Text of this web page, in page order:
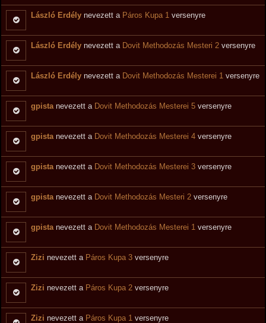
László Erdély nevezett a Páros Kupa 1 versenyre
László Erdély nevezett a Dovit Methodozás Mesteri 2 versenyre
László Erdély nevezett a Dovit Methodozás Mesterei 1 versenyre
gpistanevezett a Dovit Methodozás Mesterei 5 versenyre
gpistanevezett a Dovit Methodozás Mesterei 4 versenyre
gpistanevezett a Dovit Methodozás Mesterei 3 versenyre
gpistanevezett a Dovit Methodozás Mesteri 2 versenyre
gpistanevezett a Dovit Methodozás Mesterei 1 versenyre
Zizi nevezett a Páros Kupa 3 versenyre
Zizi nevezett a Páros Kupa 2 versenyre
Zizi nevezett a Páros Kupa 1 versenyre